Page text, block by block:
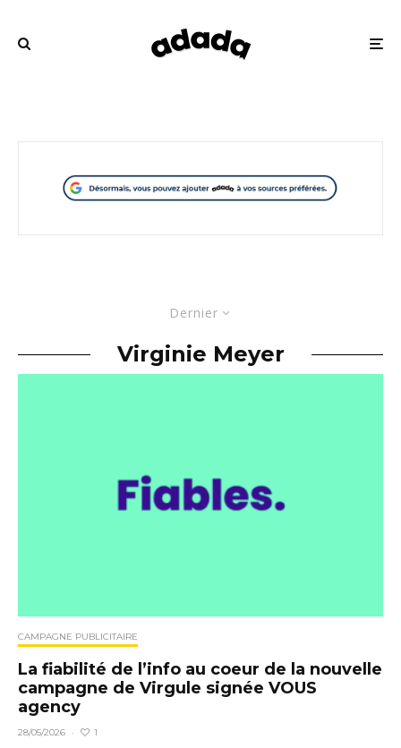
Dernier
Virginie Meyer
CAMPAGNE PUBLICITAIRE
La fiabilité de l’info au coeur de la nouvelle
campagne de Virgule signée VOUS
agency
28/05/2026 · 1